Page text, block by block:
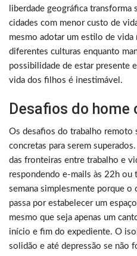
liberdade geográfica
cidades com menor custo de
mesmo adotar um estilo de vida
diferentes culturas enquanto
possibilidade de estar presente
vida dos filhos é inestimável.
Desafios do home
Os desafios do trabalho remoto
concretas para serem
das fronteiras entre trabalho e
respondendo e-mails às 22h ou
semana simplesmente porque o
passa por estabelecer um
mesmo que seja apenas um
início e fim do expediente. O
solidão e até depressão se não